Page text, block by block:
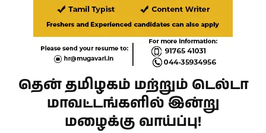
தென் தமிழகம் மற்றும் டெல்டா
மாவட்டங்களில் இன்று
மழைக்கு வாய்ப்பு!